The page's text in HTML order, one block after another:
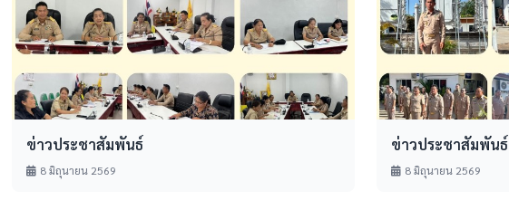
ข่าวประชาสัมพันธ์
8 มิถุนายน 2569
ข่าวประชาสัมพันธ์
8 มิถุนายน 2569